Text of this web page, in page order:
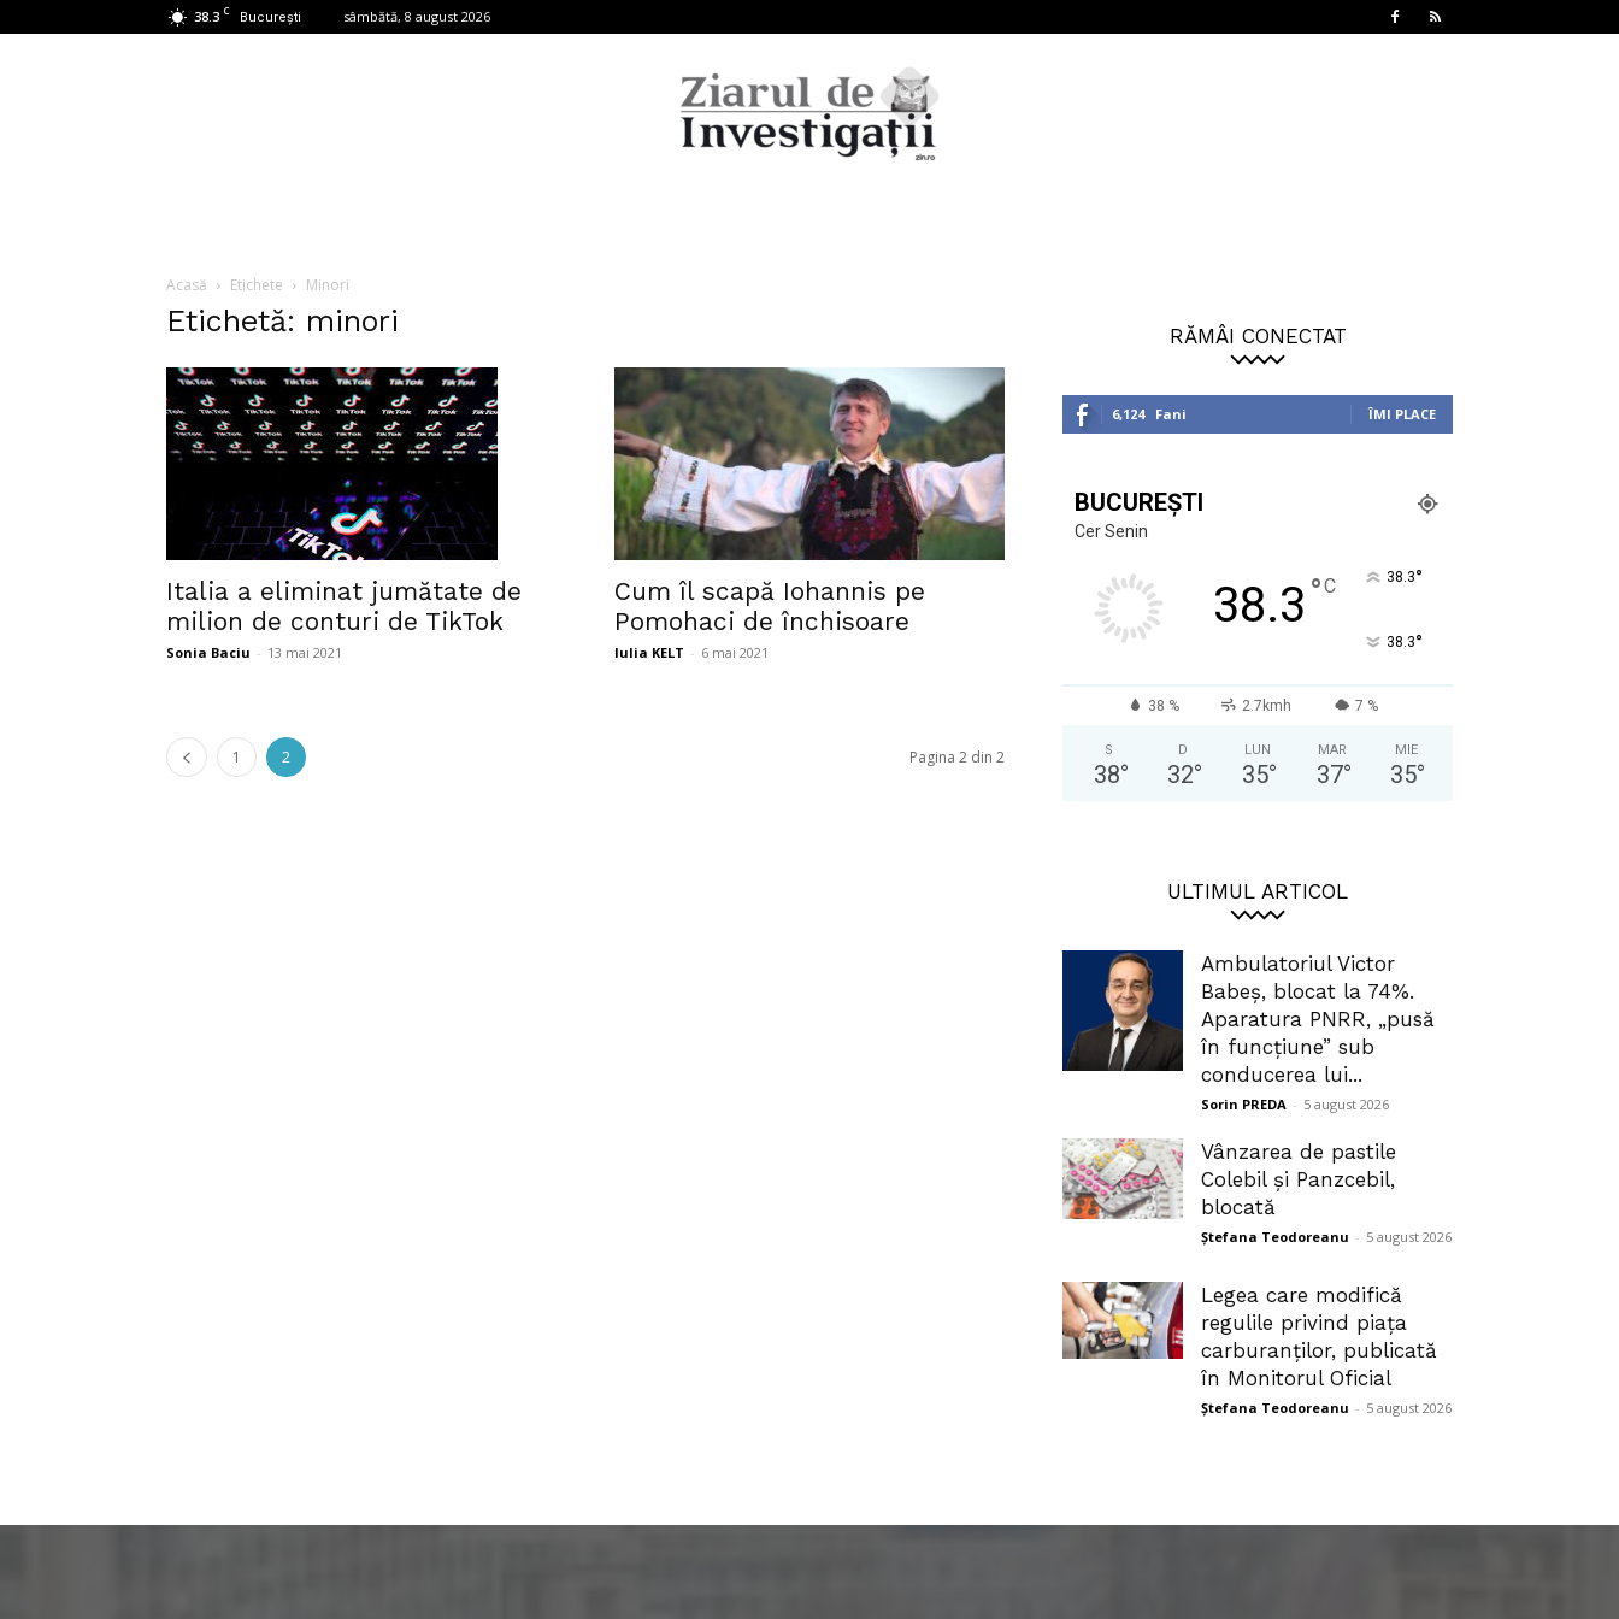
38.3 C București sâmbătă, 8 august 2026
de
Investigații
Acasă Etichete Minori
Etichetă: minori
Italia a eliminat jumătate de
milion de conturi de TikTok
Sonia Baciu - 13 mai 2021
Cum îl scapă Iohannis pe
Pomohaci de închisoare
Iulia KELT - 6 mai 2021
1 2 Pagina 2 din 2
RĂMÂI CONECTAT
6,124 Fani ÎMI PLACE
BUCUREȘTI
Cer Senin
38.3 °C 38.3°
38.3°
38 % 2.7kmh 7 %
S
38°
D
32°
LUN
35°
MAR
37°
MIE
35°
ULTIMUL ARTICOL
Ambulatoriul Victor
Babeș, blocat la 74%.
Aparatura PNRR, „pusă
în funcțiune” sub
conducerea lui...
Sorin PREDA - 5 august 2026
Vânzarea de pastile
Colebil și Panzcebil,
blocată
Ștefana Teodoreanu - 5 august 2026
Legea care modifică
regulile privind piața
carburanților, publicată
în Monitorul Oficial
Ștefana Teodoreanu - 5 august 2026